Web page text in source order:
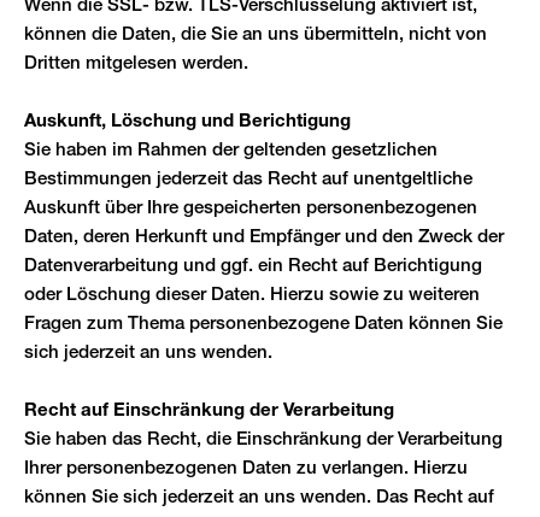
Wenn die SSL- bzw. TLS-Verschlüsselung aktiviert ist,
können die Daten, die Sie an uns übermitteln, nicht von
Dritten mitgelesen werden.
Auskunft, Löschung und Berichtigung
Sie haben im Rahmen der geltenden gesetzlichen
Bestimmungen jederzeit das Recht auf unentgeltliche
Auskunft über Ihre gespeicherten personenbezogenen
Daten, deren Herkunft und Empfänger und den Zweck der
Datenverarbeitung und ggf. ein Recht auf Berichtigung
oder Löschung dieser Daten. Hierzu sowie zu weiteren
Fragen zum Thema personenbezogene Daten können Sie
sich jederzeit an uns wenden.
Recht auf Einschränkung der Verarbeitung
Sie haben das Recht, die Einschränkung der Verarbeitung
Ihrer personenbezogenen Daten zu verlangen. Hierzu
können Sie sich jederzeit an uns wenden. Das Recht auf